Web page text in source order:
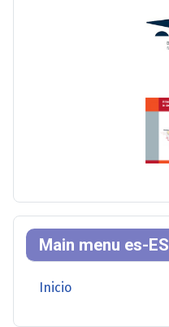
Main menu es-ES
Inicio